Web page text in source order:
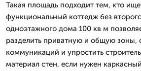
Такая площадь подходит тем, кто
функциональный коттедж без
одноэтажного дома 100 кв м
разделить приватную и общую зоны,
коммуникаций и упростить
материал стен, если нужен